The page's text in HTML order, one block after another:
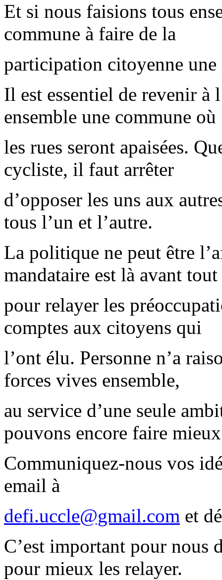
Et si nous faisions tous
commune à faire de la
participation citoyenne une
Il est essentiel de revenir à
ensemble une commune où
les rues seront apaisées.
cycliste, il faut arrêter
d’opposer les uns aux
tous l’un et l’autre.
La politique ne peut être
mandataire est là avant tout
pour relayer les
comptes aux citoyens qui
l’ont élu. Personne n’a
forces vives ensemble,
au service d’une seule
pouvons encore faire
Communiquez-nous vos
email à
defi.uccle@gmail.com et
C’est important pour nous
pour mieux les relayer.